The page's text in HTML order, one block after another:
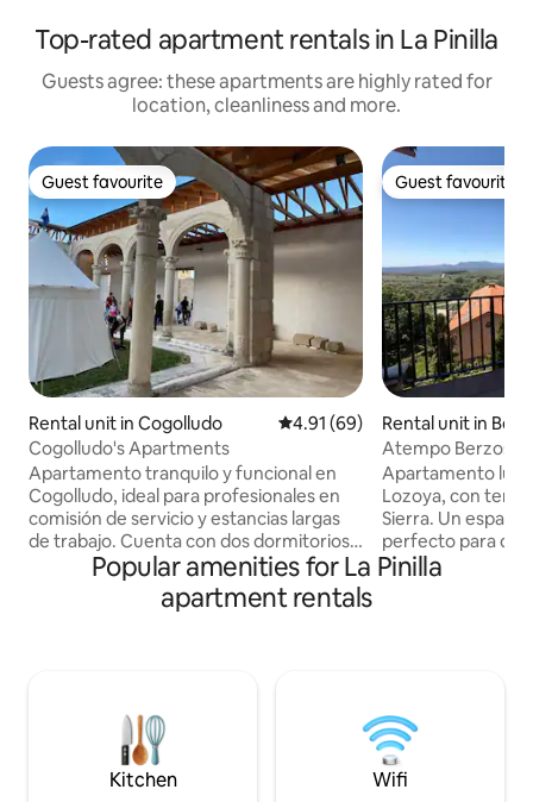
Top-rated apartment rentals in La Pinilla
Guests agree: these apartments are highly rated for
location, cleanliness and more.
Guest favourite
Guest favourite
Rental unit in Cogolludo 4.91 out of 5 average rating,
4.91 (69)
Cogolludo's Apartments
Apartamento tranquilo y funcional en
Cogolludo, ideal para profesionales en
comisión de servicio y estancias largas
de trabajo. Cuenta con dos dormitorios
independientes, un baño completo, un
salón confortable y una cocina
totalmente equipada para el uso diario.
laboral. Buenas conexiones con el norte
de Guadalajara y Soria. Orientado
ocasionalmente al turismo vacacional.
Capacidad de hasta 12 personas
Guest favourite
Guest favourite
Rental unit in
Atempo Berzosa
Apartamento
Lozoya, con
Sierra. Un espacio cómodo y cuidado,
perfecto para
ritmo en plena
Alojamiento
mediante escaleras. La vivienda
de dos
matrimonio, un
Popular amenities for La Pinilla
apartment rentals
Kitchen Wifi